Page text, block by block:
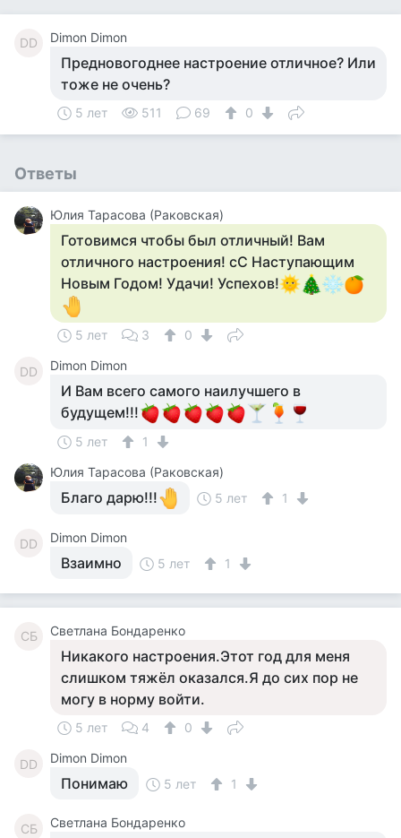
DD Dimon Dimon
Предновогоднее настроение отличное? Или
тоже не очень?
5 лет 511 69 0
Ответы
Юлия Тарасова (Раковская)
Готовимся чтобы был отличный! Вам
отличного настроения! сС Наступающим
Новым Годом! Удачи! Успехов!
5 лет 3 0
DD Dimon Dimon
И Вам всего самого наилучшего в
будущем!!!
5 лет
1
Юлия Тарасова (Раковская)
Благо дарю!!! 5 лет 1
DD Dimon Dimon
Взаимно 5 лет 1
СБ Светлана Бондаренко
Никакого настроения.Этот год для меня
слишком тяжёл оказался.Я до сих пор не
могу в норму войти.
5 лет 4 0
DD Dimon Dimon
Понимаю 5 лет 1
СБ Светлана Бондаренко